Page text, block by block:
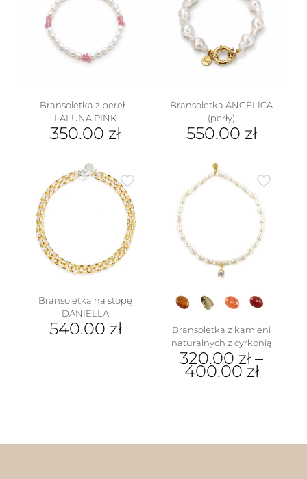
wariantów.
można
wybrać
na
Bransoletka z pereł –
LALUNA PINK
350.00 zł
Bransoletka ANGELICA
(perły)
550.00 zł
ma
wiele
wariantów.
stronie
produktu
Bransoletka na stopę
DANIELLA
540.00 zł
Bransoletka z kamieni
naturalnych z cyrkonią
320.00 zł –
400.00 zł